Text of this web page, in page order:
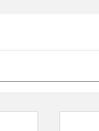
Поиск